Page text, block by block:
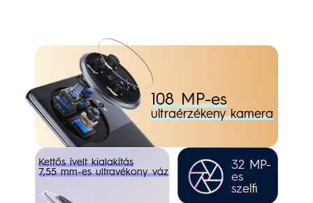
108 MP-es
ultraérzékeny kamera
7,55 mm-es ultravékony váz
32 MP-